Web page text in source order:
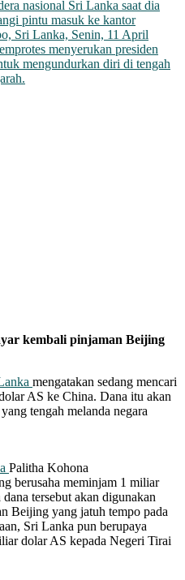
kembali pinjaman Beijing
mengatakan sedang mencari
AS ke China. Dana itu akan
tengah melanda negara
Palitha Kohona
berusaha meminjam 1 miliar
tersebut akan digunakan
Beijing yang jatuh tempo pada
Sri Lanka pun berupaya
dolar AS kepada Negeri Tirai